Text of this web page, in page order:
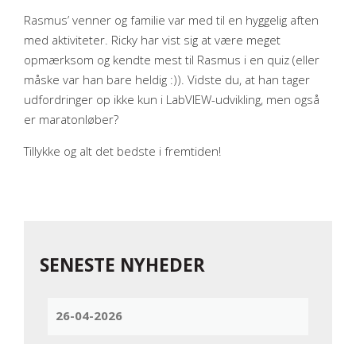
Rasmus’ venner og familie var med til en hyggelig aften
med aktiviteter. Ricky har vist sig at være meget
opmærksom og kendte mest til Rasmus i en quiz (eller
måske var han bare heldig :)). Vidste du, at han tager
udfordringer op ikke kun i LabVIEW-udvikling, men også
er maratonløber?
Tillykke og alt det bedste i fremtiden!
SENESTE NYHEDER
26-04-2026